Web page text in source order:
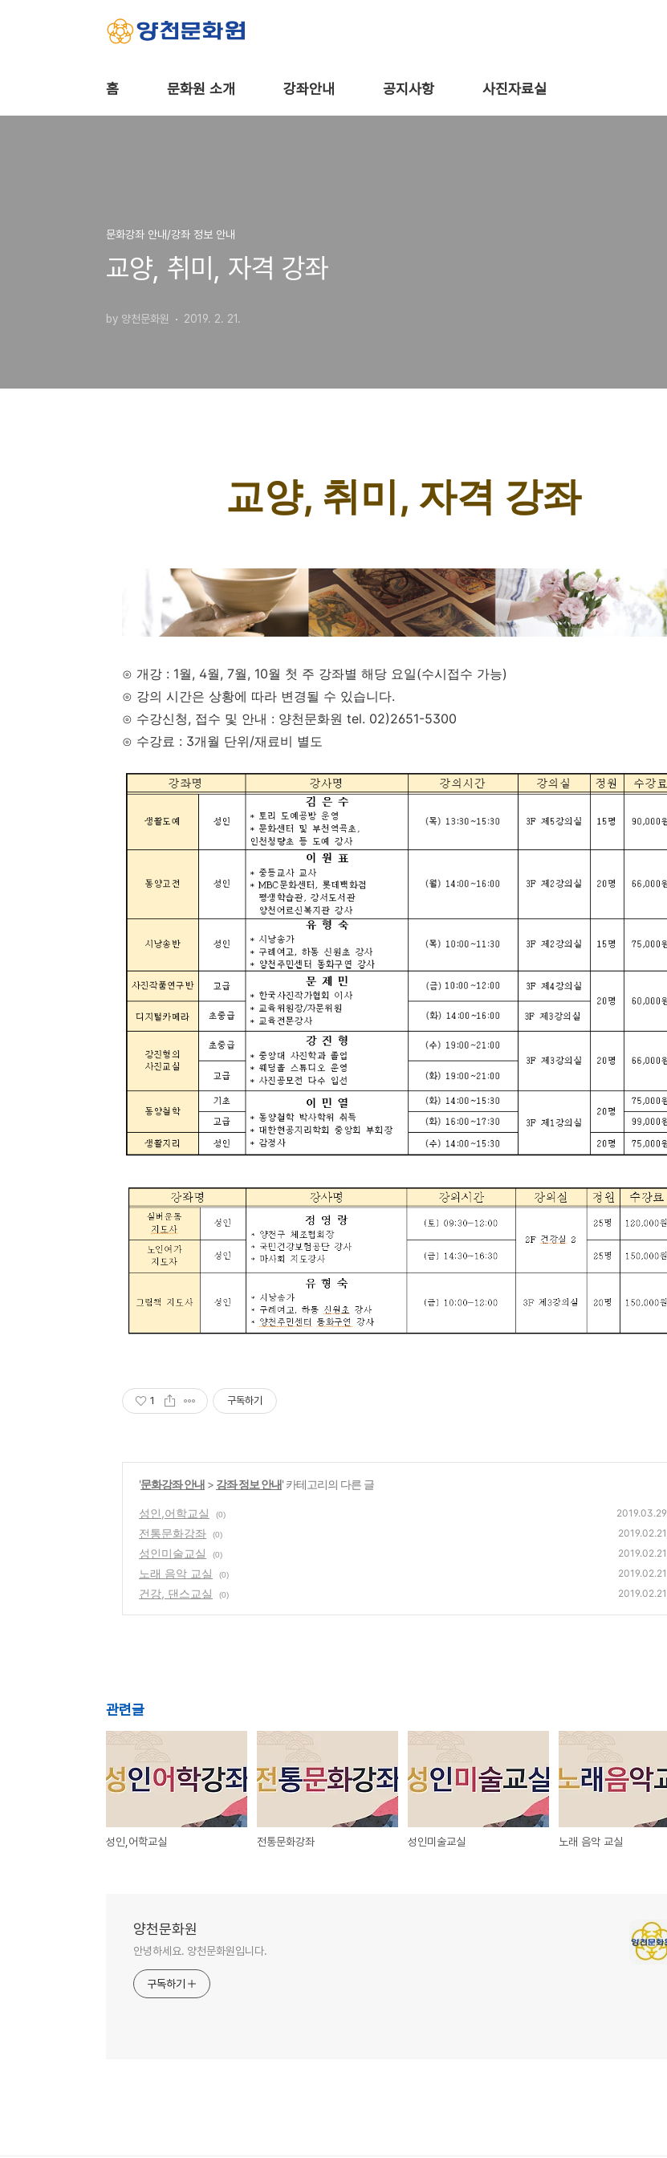
홈 문화원 소개 강좌안내 공지사항 사진자료실
문화강좌 안내/강좌 정보 안내
교양, 취미, 자격 강좌
by 양천문화원 2019. 2. 21.
교양, 취미, 자격 강좌
⊙ 개강 : 1월, 4월, 7월, 10월 첫 주 강좌별 해당 요일(수시접수 가능)
⊙ 강의 시간은 상황에 따라 변경될 수 있습니다.
⊙ 수강신청, 접수 및 안내 : 양천문화원 tel. 02)2651-5300
⊙ 수강료 : 3개월 단위/재료비 별도
1 구독하기
'문화강좌 안내 > 강좌 정보 안내' 카테고리의 다른 글
성인,어학교실 (0) 2019.03.29
전통문화강좌 (0) 2019.02.21
성인미술교실 (0) 2019.02.21
노래 음악 교실 (0) 2019.02.21
건강, 댄스교실 (0) 2019.02.21
관련글
성인,어학교실 전통문화강좌 성인미술교실 노래 음악 교실
양천문화원
안녕하세요. 양천문화원입니다.
구독하기